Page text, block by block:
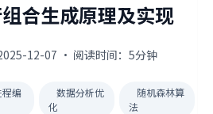
合生成原理及实现
12-07 · 阅读时间：5分钟
程编
数据分析优
化
随机森林算
法